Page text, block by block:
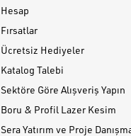
Hesap
Fırsatlar
Ücretsiz Hediyeler
Katalog Talebi
Sektöre Göre Alışveriş Yapın
Boru & Profil Lazer Kesim
Sera Yatırım ve Proje